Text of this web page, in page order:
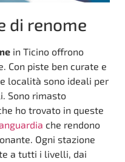
di renome
in Ticino offrono
Con piste ben curate e
località sono ideali per
Sono rimasto
ho trovato in queste
che rendono
Ogni stazione
a tutti i livelli, dai